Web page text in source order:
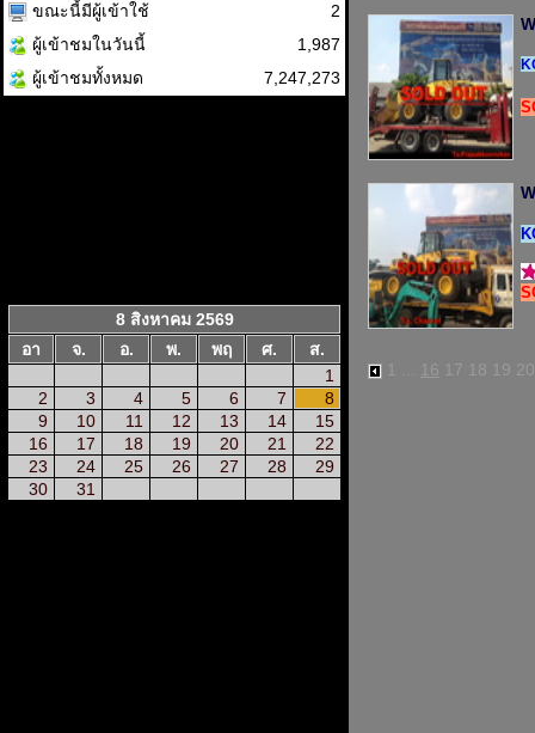
ขณะนี้มีผู้เข้าใช้
2
ผู้เข้าชมในวันนี้
1,987
ผู้เข้าชมทั้งหมด
7,247,273
8 สิงหาคม 2569
อา
จ. อ. พ. พฤ ศ.
ส.
1
2
3 4 5 6 7
8
9
10 11 12 13 14
15
16
17 18 19 20 21
22
23
24 25 26 27 28
29
30
31
16 17 18 19 20